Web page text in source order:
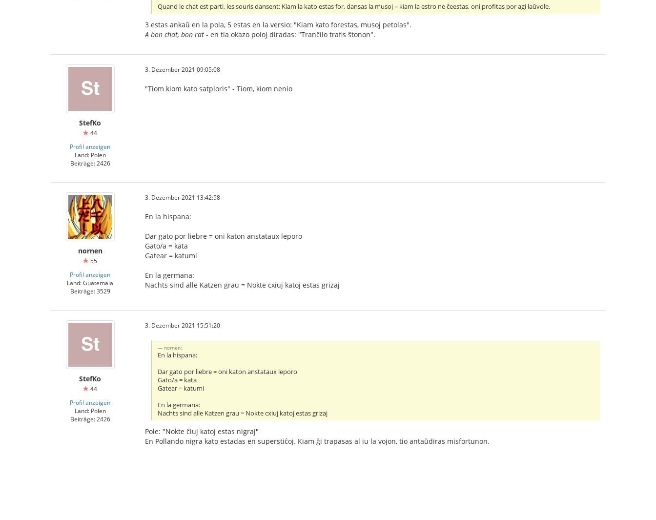
Quand le chat est parti, les souris dansent: Kiam la kato estas for, dansas la musoj = kiam la estro ne ĉeestas, oni profitas por agi laŭvole.
3 estas ankaŭ en la pola, 5 estas en la versio: "Kiam kato forestas, musoj petolas".
A bon chat, bon rat - en tia okazo poloj diradas: "Tranĉilo trafis ŝtonon".
StefKo
44
Profil anzeigen
Land: Polen
Beiträge: 2426
3. Dezember 2021 09:05:08
"Tiom kiom kato satploris" - Tiom, kiom nenio
nornen
55
Profil anzeigen
Land: Guatemala
Beiträge: 3529
3. Dezember 2021 13:42:58
En la hispana:
Dar gato por liebre = oni katon anstataux leporo
Gato/a = kata
Gatear = katumi
En la germana:
Nachts sind alle Katzen grau = Nokte cxiuj katoj estas grizaj
StefKo
44
Profil anzeigen
Land: Polen
Beiträge: 2426
3. Dezember 2021 15:51:20
nornen:
En la hispana:
Dar gato por liebre = oni katon anstataux leporo
Gato/a = kata
Gatear = katumi
En la germana:
Nachts sind alle Katzen grau = Nokte cxiuj katoj estas grizaj
Pole: "Nokte ĉiuj katoj estas nigraj"
En Pollando nigra kato estadas en superstiĉoj. Kiam ĝi trapasas al iu la vojon, tio antaŭdiras misfortunon.